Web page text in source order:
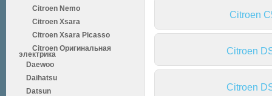
Citroen Nemo
Citroen Xsara
Citroen Xsara Picasso
Citroen Оригинальная
электрика
Daewoo
Daihatsu
Datsun
Citroen
Citroen
Citroen